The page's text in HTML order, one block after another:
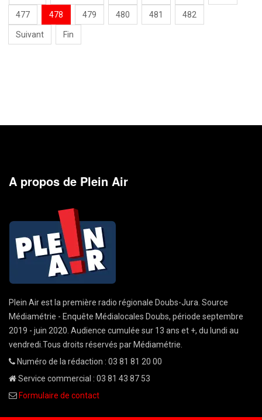
477 478 479 480 481 482
Suivant Fin
A propos de Plein Air
Plein Air est la première radio régionale Doubs-Jura. Source
Médiamétrie - Enquête Médialocales Doubs, période septembre
2019 - juin 2020. Audience cumulée sur 13 ans et +, du lundi au
vendredi.Tous droits réservés par Médiamétrie.
Numéro de la rédaction : 03 81 81 20 00
Service commercial : 03 81 43 87 53
Formulaire de contact